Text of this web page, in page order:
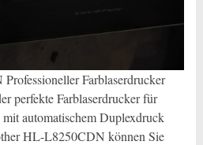
Farblaserdrucker
perfekte Farblaserdrucker für
automatischem Duplexdruck
HL-L8250CDN können Sie